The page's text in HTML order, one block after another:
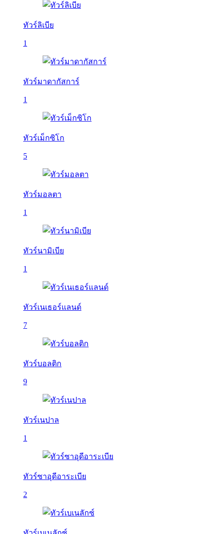
ทัวร์ลิเบีย
1
ทัวร์มาดากัสการ์
1
ทัวร์เม็กซิโก
5
ทัวร์มอลตา
1
ทัวร์นามิเบีย
1
ทัวร์เนเธอร์แลนด์
7
ทัวร์บอลติก
9
ทัวร์เนปาล
1
ทัวร์ซาอุดีอาระเบีย
2